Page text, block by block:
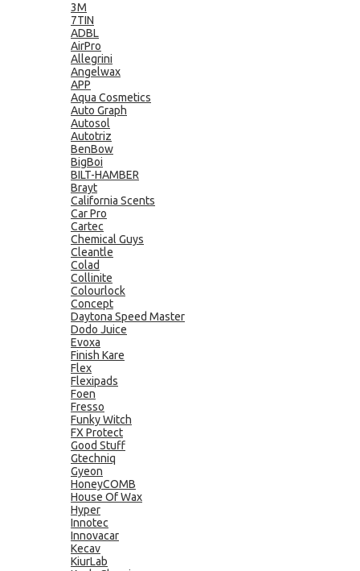
3M
7TIN
ADBL
AirPro
Allegrini
Angelwax
APP
Aqua Cosmetics
Auto Graph
Autosol
Autotriz
BenBow
BigBoi
BILT-HAMBER
Brayt
California Scents
Car Pro
Cartec
Chemical Guys
Cleantle
Colad
Collinite
Colourlock
Concept
Daytona Speed Master
Dodo Juice
Evoxa
Finish Kare
Flex
Flexipads
Foen
Fresso
Funky Witch
FX Protect
Good Stuff
Gtechniq
Gyeon
HoneyCOMB
House Of Wax
Hyper
Innotec
Innovacar
Kecav
KiurLab